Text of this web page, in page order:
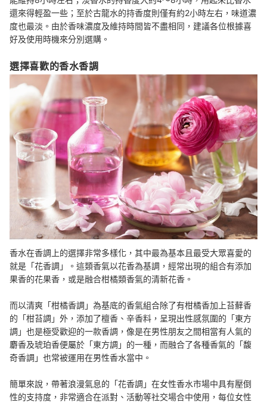
還來得輕盈一些；至於古龍水的持香度則僅有約2小時左右，味道濃
度也最淡。由於香味濃度及維持時間皆不盡相同，建議各位根據喜
好及使用時機來分別選購。
選擇喜歡的香水香調
香水在香調上的選擇非常多樣化，其中最為基本且最受大眾喜愛的
就是「花香調」。這類香氣以花香為基調，經常出現的組合有添加
果香的花果香，或是融合柑橘類香氣的清新花香。
而以清爽「柑橘香調」為基底的香氣組合除了有柑橘香加上苔蘚香
的「柑苔調」外，添加了檀香、辛香料，呈現出性感氛圍的「東方
調」也是極受歡迎的一款香調，像是在男性朋友之間相當有人氣的
麝香及琥珀香便屬於「東方調」的一種，而融合了各種香氣的「馥
奇香調」也常被運用在男性香水當中。
簡單來說，帶著浪漫氣息的「花香調」在女性香水市場中具有壓倒
性的支持度，非常適合在派對、活動等社交場合中使用，每位女性